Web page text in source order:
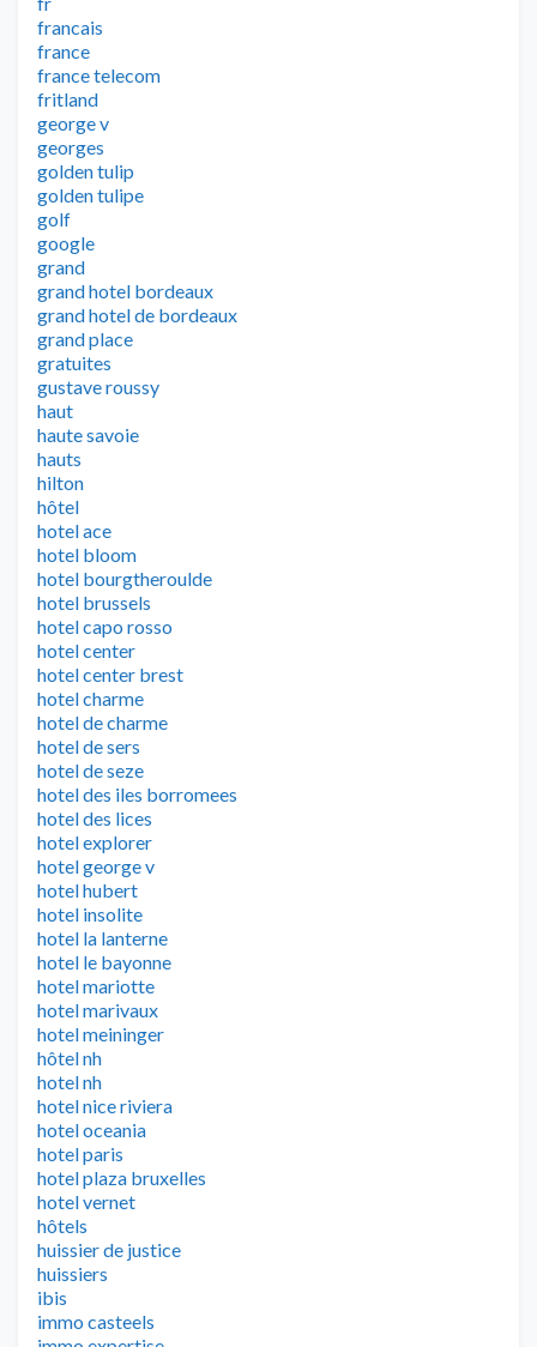
francais
france
france telecom
fritland
george v
georges
golden tulip
golden tulipe
golf
google
grand
grand hotel bordeaux
grand hotel de bordeaux
grand place
gratuites
gustave roussy
haut
haute savoie
hauts
hilton
hôtel
hotel ace
hotel bloom
hotel bourgtheroulde
hotel brussels
hotel capo rosso
hotel center
hotel center brest
hotel charme
hotel de charme
hotel de sers
hotel de seze
hotel des iles borromees
hotel des lices
hotel explorer
hotel george v
hotel hubert
hotel insolite
hotel la lanterne
hotel le bayonne
hotel mariotte
hotel marivaux
hotel meininger
hôtel nh
hotel nh
hotel nice riviera
hotel oceania
hotel paris
hotel plaza bruxelles
hotel vernet
hôtels
huissier de justice
huissiers
ibis
immo casteels